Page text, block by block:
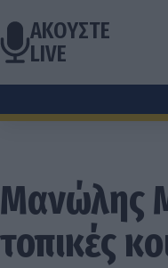
ΑΚΟΥΣΤΕ
LIVE
Μανώλης
τοπικές